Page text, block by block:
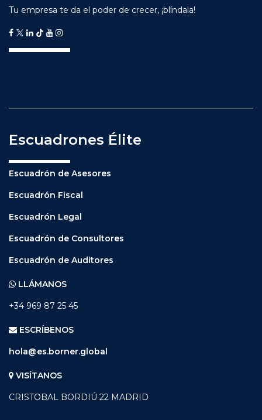
Tu empresa te da el poder de crecer, ¡blíndala!
Escuadrones Élite
Escuadrón de Asesores
Escuadrón Fiscal
Escuadrón Legal
Escuadrón de Consultores
Escuadrón de Auditores
LLÁMANOS
+34 969 87 25 45
ESCRÍBENOS
hola@es.borner.global
VISÍTANOS
CRISTOBAL BORDIÚ 22 MADRID